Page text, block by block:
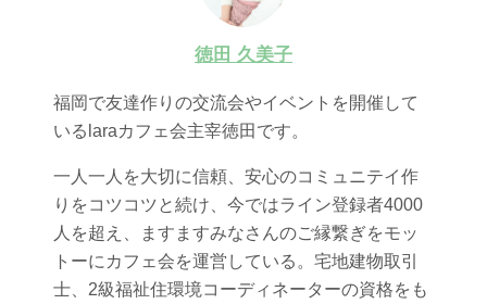
徳田 久美子
福岡で友達作りの交流会やイベントを開催して
いるlaraカフェ会主宰徳田です。
一人一人を大切に信頼、安心のコミュニテイ作
りをコツコツと続け、今ではライン登録者4000
人を超え、ますますみなさんのご縁繋ぎをモッ
トーにカフェ会を運営している。宅地建物取引
士、2級福祉住環境コーディネーターの資格をも